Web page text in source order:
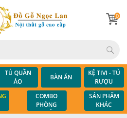
0
TỦ QUẦN
ÁO
BÀN ĂN
KỆ TIVI - TỦ
RƯỢU
COMBO
PHÒNG
NGỦ
SẢN PHẨM
KHÁC